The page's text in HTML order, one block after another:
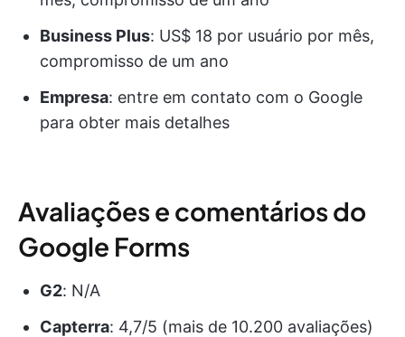
Business Plus: US$ 18 por usuário por mês,
compromisso de um ano
Empresa: entre em contato com o Google
para obter mais detalhes
Avaliações e comentários do
Google Forms
G2: N/A
Capterra: 4,7/5 (mais de 10.200 avaliações)